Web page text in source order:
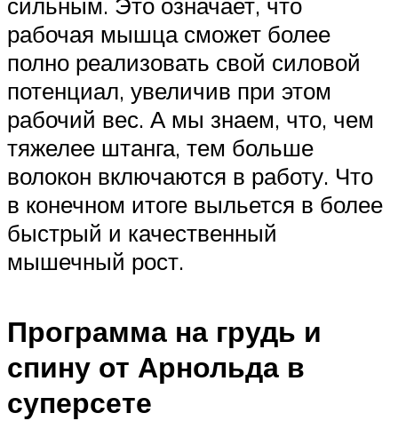
рабочая мышца сможет более
полно реализовать свой силовой
потенциал, увеличив при этом
рабочий вес. А мы знаем, что, чем
тяжелее штанга, тем больше
волокон включаются в работу. Что
в конечном итоге выльется в более
быстрый и качественный
мышечный рост.
Программа на грудь и
спину от Арнольда в
суперсете